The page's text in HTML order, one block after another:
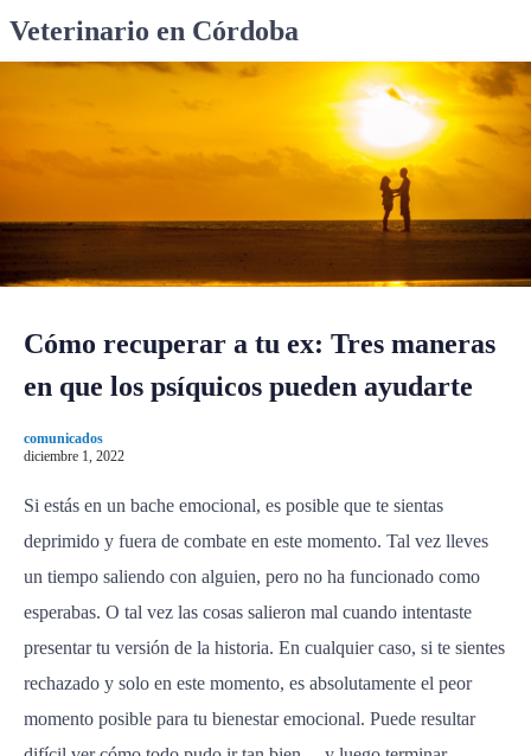
Veterinario en Córdoba
Cómo recuperar a tu ex: Tres maneras
en que los psíquicos pueden ayudarte
comunicados
diciembre 1, 2022
Si estás en un bache emocional, es posible que te sientas
deprimido y fuera de combate en este momento. Tal vez lleves
un tiempo saliendo con alguien, pero no ha funcionado como
esperabas. O tal vez las cosas salieron mal cuando intentaste
presentar tu versión de la historia. En cualquier caso, si te sientes
rechazado y solo en este momento, es absolutamente el peor
momento posible para tu bienestar emocional. Puede resultar